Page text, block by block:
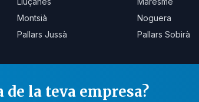
Montsià
Noguera
Pallars Jussà
Pallars Sobirà
la teva empresa?